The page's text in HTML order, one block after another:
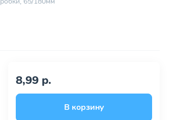
8,99 р.
В корзину